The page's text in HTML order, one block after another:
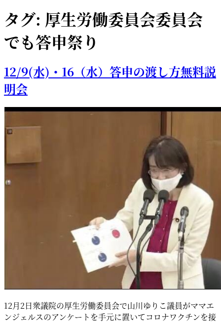
タグ: 厚生労働委員会委員会
でも答申祭り
12/9(水)・16（水）答申の渡し方無料説
明会
12月2日衆議院の厚生労働委員会で山川ゆりこ議員がママエ
ンジェルスのアンケートを手元に置いてコロナワクチンを接